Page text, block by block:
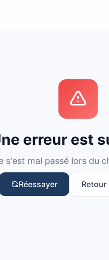
erreur est
s'est mal passé lors du
Réessayer Retour